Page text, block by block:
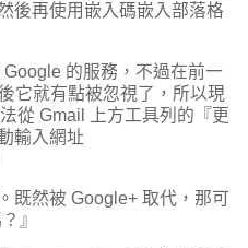
後再使用嵌入碼嵌入部落格
的服務，不過在前一
它就有點被忽視了，所以現
從 Gmail 上方工具列的『更
輸入網址
既然被 Google+ 取代，那可
』